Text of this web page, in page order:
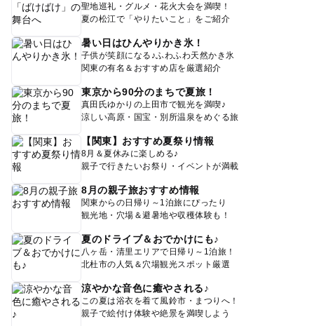
聖地巡礼・グルメ・花火大会を満喫！
夏の松江で「やりたいこと」をご紹介
暑い日はひんやりかき氷！
子供が笑顔になる♪ふわふわ天然かき氷
関東の有名＆おすすめ店を厳選紹介
東京から90分のまちで夏旅！
真田氏ゆかりの上田市で観光を満喫♪
涼しい高原・国宝・別所温泉をめぐる旅
【関東】おすすめ夏祭り情報
8月＆夏休みに楽しめる♪
親子で行きたいお祭り・イベントが満載
8月の親子旅おすすめ情報
関東からの日帰り～1泊旅にぴったり
観光地・穴場＆避暑地や収穫体験も！
夏のドライブ＆おでかけにも♪
八ヶ岳・清里エリアで日帰り～1泊旅！
北杜市の人気＆穴場観光スポット厳選
涼やかな音色に癒やされる♪
この夏は浴衣を着て風鈴市・まつりへ！
親子で絵付け体験や絶景を満喫しよう